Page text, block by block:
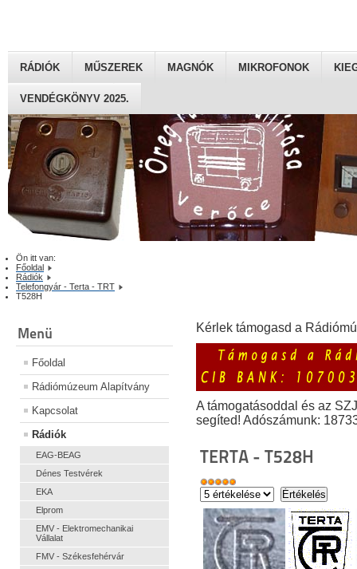
RÁDIÓK MŰSZEREK MAGNÓK MIKROFONOK
VENDÉGKÖNYV 2025.
Ön itt van:
Főoldal
Rádiók
Telefongyár - Terta - TRT
T528H
Menü
Főoldal
Rádiómúzeum Alapítvány
Kapcsolat
Rádiók
EAG-BEAG
Dénes Testvérek
EKA
Elprom
EMV - Elektromechanikai
Vállalat
FMV - Székesfehérvár
Kérlek támogasd a
A támogatásoddal és az
segíted! Adószámunk:
TERTA - T528H